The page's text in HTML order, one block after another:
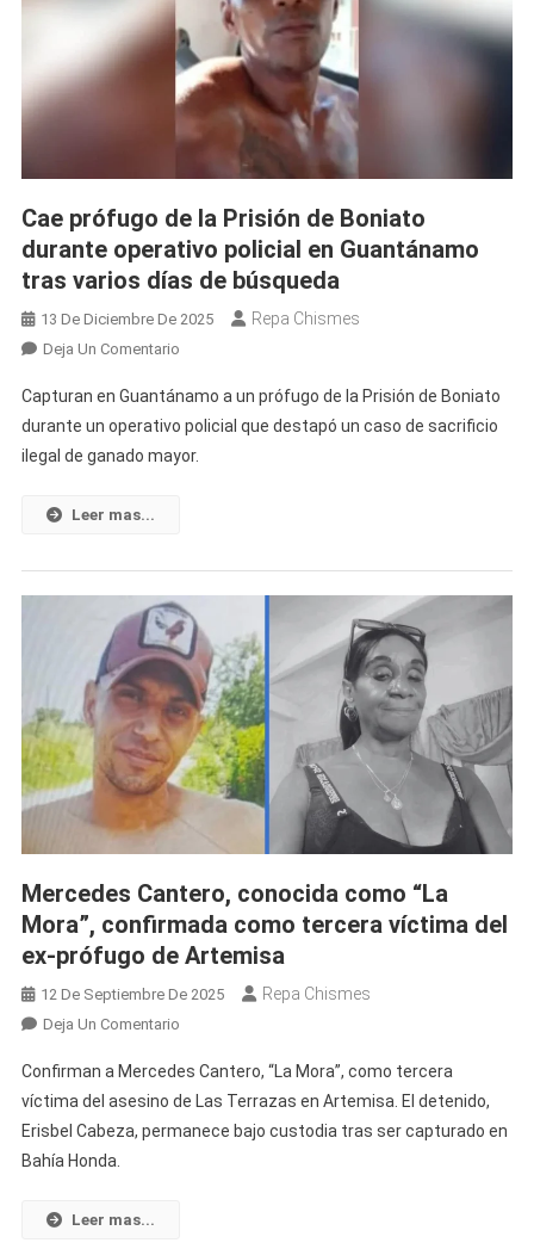
Cae prófugo de la Prisión de Boniato
durante operativo policial en Guantánamo
tras varios días de búsqueda
13 De Diciembre De 2025 Repa Chismes
Deja Un ComentarioEn
Prófugo
De
La
Durante
Operativo
Policial
En
Guantánamo
Tras
Varios
Días
De
Capturan en Guantánamo a un prófugo de la Prisión de Boniato
durante un operativo policial que destapó un caso de sacrificio
ilegal de ganado mayor.
Leer mas...
Mercedes Cantero, conocida como “La
Mora”, confirmada como tercera víctima del
ex-prófugo de Artemisa
12 De Septiembre De 2025 Repa Chismes
Deja Un ComentarioEn
Cantero,
Conocida
Como
Confirman a Mercedes Cantero, “La Mora”, como tercera
víctima del asesino de Las Terrazas en Artemisa. El detenido,
Erisbel Cabeza, permanece bajo custodia tras ser capturado en
Bahía Honda.
Leer mas...